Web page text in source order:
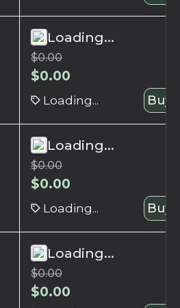
Loading...
$0.00
$0.00
Loading... Buy
Loading...
$0.00
$0.00
Loading... Buy
Loading...
$0.00
$0.00